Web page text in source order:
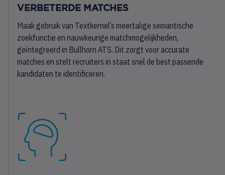
VERBETERDE MATCHES
Maak gebruik van Textkernel’s meertalige semantische
zoekfunctie en nauwkeurige matchmogelijkheden,
geïntegreerd in Bullhorn ATS. Dit zorgt voor accurate
matches en stelt recruiters in staat snel de best passende
kandidaten te identificeren.